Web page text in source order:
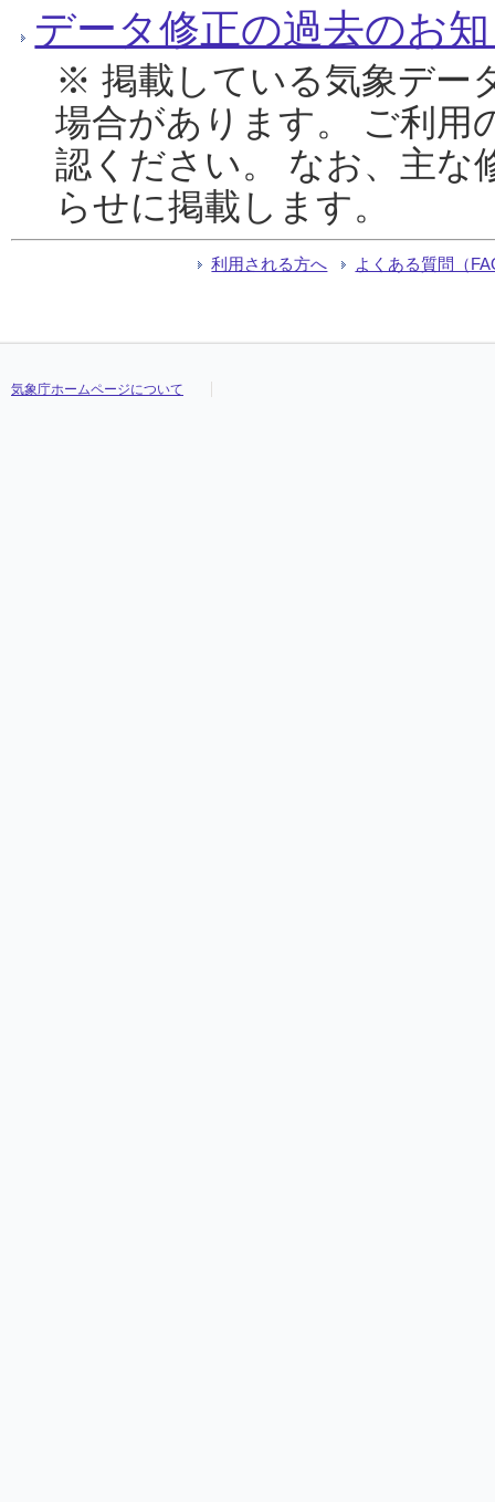
データ修正の過去のお
※ 掲載している気象デー
場合があります。 ご利用
認ください。 なお、主な
らせに掲載します。
利用される方へ よくある質問（
気象庁ホームページについて